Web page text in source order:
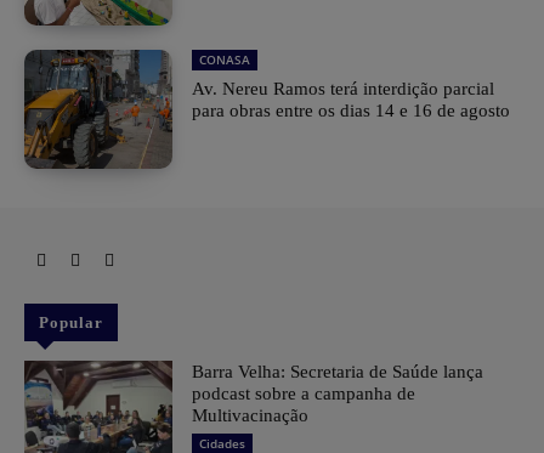
CONASA
Av. Nereu Ramos terá interdição parcial
para obras entre os dias 14 e 16 de agosto
Popular
Barra Velha: Secretaria de Saúde lança
podcast sobre a campanha de
Multivacinação
Cidades